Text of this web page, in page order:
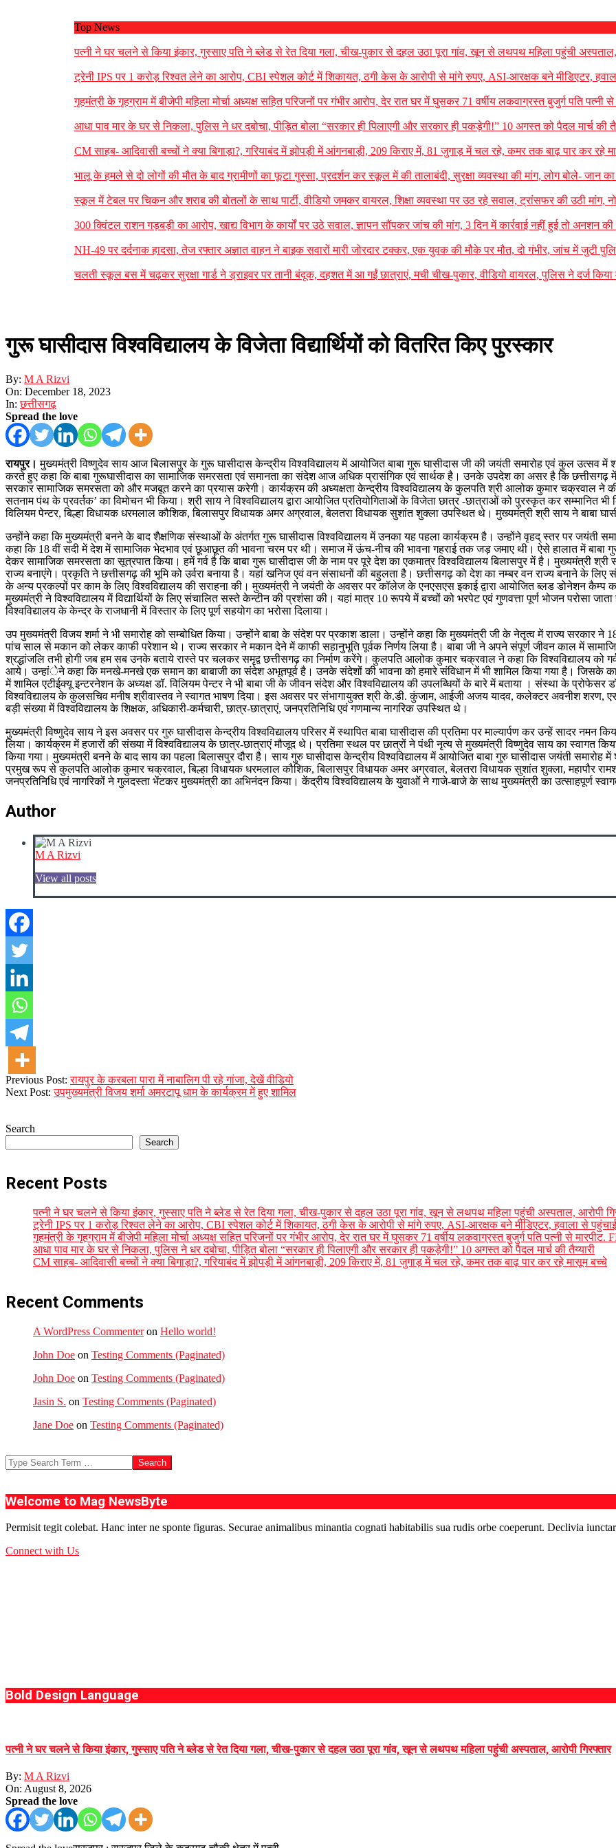
Top News
पत्नी ने घर चलने से किया इंकार, गुस्साए पति ने ब्लेड से रेत दिया गला, चीख-पुकार से दहल उठा पूरा गांव, खून से लथपथ महिला पहुंची अस्पताल,
ट्रेनी IPS पर 1 करोड़ रिश्वत लेने का आरोप, CBI स्पेशल कोर्ट में शिकायत, ठगी केस के आरोपी से मांगे रुपए, ASI-आरक्षक बने मीडिएटर,
गृहमंत्री के गृहग्राम में बीजेपी महिला मोर्चा अध्यक्ष सहित परिजनों पर गंभीर आरोप, देर रात घर में घुसकर 71 वर्षीय लकवाग्रस्त बुजुर्ग पति पत्नी से
आधा पाव मार के घर से निकला, पुलिस ने धर दबोचा, पीड़ित बोला “सरकार ही पिलाएगी और सरकार ही पकड़ेगी!” 10 अगस्त को पैदल मार्च की
CM साहब- आदिवासी बच्चों ने क्या बिगाड़ा?, गरियाबंद में झोपड़ी में आंगनबाड़ी, 209 किराए में, 81 जुगाड़ में चल रहे, कमर तक बाढ़ पार कर रहे
भालू के हमले से दो लोगों की मौत के बाद ग्रामीणों का फूटा गुस्सा, प्रदर्शन कर स्कूल में की तालाबंदी, सुरक्षा व्यवस्था की मांग, लोग बोले- जान
स्कूल में टेबल पर चिकन और शराब की बोतलों के साथ पार्टी, वीडियो जमकर वायरल, शिक्षा व्यवस्था पर उठ रहे सवाल, ट्रांसफर की उठी मांग,
300 क्विंटल राशन गड़बड़ी का आरोप, खाद्य विभाग के कार्यों पर उठे सवाल, ज्ञापन सौंपकर जांच की मांग, 3 दिन में कार्रवाई नहीं हुई तो अनशन की
NH-49 पर दर्दनाक हादसा, तेज रफ्तार अज्ञात वाहन ने बाइक सवारों मारी जोरदार टक्कर, एक युवक की मौके पर मौत, दो गंभीर, जांच में जुटी
चलती स्कूल बस में चढ़कर सुरक्षा गार्ड ने ड्राइवर पर तानी बंदूक, दहशत में आ गईं छात्राएं, मची चीख-पुकार, वीडियो वायरल, पुलिस ने दर्ज किया
गुरू घासीदास विश्वविद्यालय के विजेता विद्यार्थियों को वितरित किए पुरस्कार
By: M A Rizvi
On: December 18, 2023
In: छत्तीसगढ़
Spread the love
रायपुर। मुख्यमंत्री विष्णुदेव साय आज बिलासपुर के गुरू घासीदास केन्द्रीय विश्वविद्यालय में आयोजित बाबा गुरू घासीदास जी की जयंती समारोह एवं कुल उत्सव
करते हुए कहा कि बाबा गुरूघासीदास का सामाजिक समरसता एवं समानता का संदेश आज अधिक प्रासंगिक एवं सार्थक है। उनके उपदेश का असर है कि छत्तीसगढ़
सरकार सामाजिक समरसता को और मजबूत करने का प्रयास करेगी। कार्यक्रम की अध्यक्षता केन्द्रीय विश्वविद्यालय के कुलपति श्री आलोक कुमार चक्रवाल ने
सतनाम पंथ के प्रवर्तक’ का विमोचन भी किया। श्री साय ने विश्वविद्यालय द्वारा आयोजित प्रतियोगिताओं के विजेता छात्र -छात्राओं को पुरस्कृत कर सम्मानित
विलियम पेन्टर, बिल्हा विधायक धरमलाल कौशिक, बिलासपुर विधायक अमर अग्रवाल, बेलतरा विधायक सुशांत शुक्ला उपस्थित थे। मुख्यमंत्री श्री साय ने बाबा
उन्होंने कहा कि मुख्यमंत्री बनने के बाद शैक्षणिक संस्थाओं के अंतर्गत गुरू घासीदास विश्वविद्यालय में उनका यह पहला कार्यक्रम है। उन्होंने वृहद् स्तर पर जयंती
कहा कि 18 वीं सदी में देश में सामाजिक भेदभाव एवं छूआछूत की भावना चरम पर थी। समाज में ऊंच-नीच की भावना गहराई तक जड़ जमाए थी। ऐसे हालात में
देकर सामाजिक समरसता का सूत्रपात किया। हमें गर्व है कि बाबा गुरू घासीदास जी के नाम पर पूरे देश का एकमात्र विश्वविद्यालय बिलासपुर में है। मुख्यमंत्री
राज्य बनाएंगे। प्रकृति ने छत्तीसगढ़ की भूमि को उर्वरा बनाया है। यहां खनिज एवं वन संसाधनों की बहुलता है। छत्तीसगढ़ को देश का नम्बर वन राज्य बनाने के लिए
के अन्य प्रकल्पों पर काम के लिए विश्वविद्यालय की सराहना की। मुख्यमंत्री ने जयंती के अवसर पर कॉलेज के एनएसएस इकाई द्वारा आयोजित ब्लड डोनेशन कैम्प
मुख्यमंत्री ने विश्वविद्यालय में विद्यार्थियों के लिए संचालित सस्ते केन्टीन की प्रशंसा की। यहां मात्र 10 रूपये में बच्चों को भरपेट एवं गुणवत्ता पूर्ण भोजन परोसा
विश्वविद्यालय के केन्द्र के राजधानी में विस्तार के लिए पूर्ण सहयोग का भरोसा दिलाया।
उप मुख्यमंत्री विजय शर्मा ने भी समारोह को सम्बोधित किया। उन्होंने बाबा के संदेश पर प्रकाश डाला। उन्होंने कहा कि मुख्यमंत्री जी के नेतृत्व में राज्य सरकार
पांच साल से मकान को लेकर काफी परेशान थे। राज्य सरकार ने मकान देने में काफी सहानुभूति पूर्वक निर्णय लिया है। बाबा जी ने अपने संपूर्ण जीवन काल में
श्रद्धांजलि तभी होगी जब हम सब उनके बताये रास्ते पर चलकर समृद्व छत्तीसगढ़ का निर्माण करेंगे। कुलपति आलोक कुमार चक्रवाल ने कहा कि विश्वविद्यालय को
आये। उन्हांेने कहा कि मनखे-मनखे एक समान का बाबाजी का संदेश अभूतपूर्व है। उनके संदेशों की भावना को हमारे संविधान में भी शामिल किया गया है।
में शामिल एटीईक्यू इन्टरनेशन के अध्यक्ष डॉ. विलियम पेन्टर ने भी बाबा जी के जीवन संदेश और विश्वविद्यालय की उपलब्धियों के बारे में बताया । संस्था के प्रोफेसर
विश्वविद्यालय के कुलसचिव मनीष श्रीवास्तव ने स्वागत भाषण दिया। इस अवसर पर संभागायुक्त श्री के.डी. कुंजाम, आईजी अजय यादव, कलेक्टर अवनीश शरण,
बड़ी संख्या में विश्वविद्यालय के शिक्षक, अधिकारी-कर्मचारी, छात्र-छात्राएं, जनप्रतिनिधि एवं गणमान्य नागरिक उपस्थित थे।
मुख्यमंत्री विष्णुदेव साय ने इस अवसर पर गुरु घासीदास केन्द्रीय विश्वविद्यालय परिसर में स्थापित बाबा घासीदास की प्रतिमा पर माल्यार्पण कर उन्हें सादर नमन
लिया। कार्यक्रम में हजारों की संख्या में विश्वविद्यालय के छात्र-छात्राएं मौजूद थे। प्रतिमा स्थल पर छात्रों ने पंथी नृत्य से मुख्यमंत्री विष्णुदेव साय का स्वागत
किया गया। मुख्यमंत्री बनने के बाद साय का पहला बिलासपुर दौरा है। साय गुरु घासीदास केन्द्रीय विश्वविद्यालय में आयोजित बाबा गुरु घासीदास जयंती
प्रमुख रूप से कुलपति आलोक कुमार चक्रवाल, बिल्हा विधायक धरमलाल कौशिक, बिलासपुर विधायक अमर अग्रवाल, बेलतरा विधायक सुशांत शुक्ला, महापौर
जनप्रतिनिधि एवं नागरिकों ने गुलदस्ता भेंटकर मुख्यमंत्री का अभिनंदन किया। केंद्रीय विश्वविद्यालय के युवाओं ने गाजे-बाजे के साथ मुख्यमंत्री का उत्साहपूर्ण
Author
M A Rizvi
View all posts
2023-
12-
Previous Post:रायपुर के करबला पारा में नाबालिग पी रहे गांजा, देखें वीडियो
Next Post:उपमुख्यमंत्री विजय शर्मा अमरटापू धाम के कार्यक्रम में हुए शामिल
Search
Search
Recent Posts
पत्नी ने घर चलने से किया इंकार, गुस्साए पति ने ब्लेड से रेत दिया गला, चीख-पुकार से दहल उठा पूरा गांव, खून से लथपथ महिला पहुंची अस्पताल, आरोपी
ट्रेनी IPS पर 1 करोड़ रिश्वत लेने का आरोप, CBI स्पेशल कोर्ट में शिकायत, ठगी केस के आरोपी से मांगे रुपए, ASI-आरक्षक बने मीडिएटर, हवाला से
गृहमंत्री के गृहग्राम में बीजेपी महिला मोर्चा अध्यक्ष सहित परिजनों पर गंभीर आरोप, देर रात घर में घुसकर 71 वर्षीय लकवाग्रस्त बुजुर्ग पति पत्नी से मारपीट.
आधा पाव मार के घर से निकला, पुलिस ने धर दबोचा, पीड़ित बोला “सरकार ही पिलाएगी और सरकार ही पकड़ेगी!” 10 अगस्त को पैदल मार्च की तैय्यारी
CM साहब- आदिवासी बच्चों ने क्या बिगाड़ा?, गरियाबंद में झोपड़ी में आंगनबाड़ी, 209 किराए में, 81 जुगाड़ में चल रहे, कमर तक बाढ़ पार कर रहे मासूम बच्चे
Recent Comments
A WordPress Commenteron Hello world!
John Doe on Testing Comments (Paginated)
John Doe on Testing Comments (Paginated)
Jasin S. on Testing Comments (Paginated)
Jane Doe on Testing Comments (Paginated)
Search
Welcome to Mag NewsByte
Permisit tegit colebat. Hanc inter ne sponte figuras. Securae animalibus minantia cognati habitabilis sua rudis orbe coeperunt. Declivia
Connect with Us
Bold Design Language
पत्नी ने घर चलने से किया इंकार, गुस्साए पति ने ब्लेड से रेत दिया गला, चीख-पुकार से दहल उठा पूरा गांव, खून से लथपथ महिला पहुंची अस्पताल, आरोपी गिरफ्तार
By: M A Rizvi
On: August 8, 2026
Spread the love